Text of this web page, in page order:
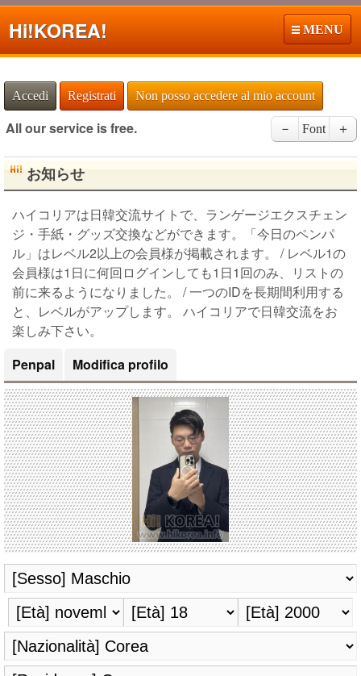
Hi!KOREA! MENU
Accedi Registrati Non posso accedere al mio account
All our service is free. － Font ＋
お知らせ
ハイコリアは日韓交流サイトで、ランゲージエクスチェン
ジ・手紙・グッズ交換などができます。「今日のペンパ
ル」はレベル2以上の会員様が掲載されます。 / レベル1の
会員様は1日に何回ログインしても1日1回のみ、リストの
前に来るようになりました。 / 一つのIDを長期間利用する
と、レベルがアップします。 ハイコリアで日韓交流をお
楽しみ下さい。
Penpal
Modifica profilo